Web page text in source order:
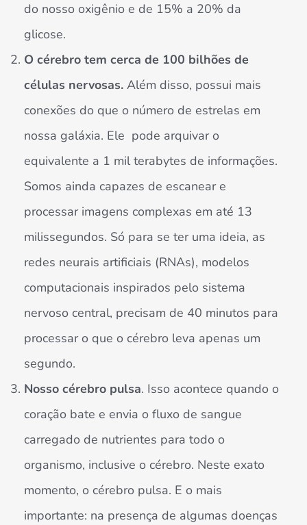
do nosso oxigênio e de 15% a 20% da
glicose.
O cérebro tem cerca de 100 bilhões de
células nervosas. Além disso, possui mais
conexões do que o número de estrelas em
nossa galáxia. Ele pode arquivar o
equivalente a 1 mil terabytes de informações.
Somos ainda capazes de escanear e
processar imagens complexas em até 13
milissegundos. Só para se ter uma ideia, as
redes neurais artificiais (RNAs), modelos
computacionais inspirados pelo sistema
nervoso central, precisam de 40 minutos para
processar o que o cérebro leva apenas um
segundo.
Nosso cérebro pulsa. Isso acontece quando o
coração bate e envia o fluxo de sangue
carregado de nutrientes para todo o
organismo, inclusive o cérebro. Neste exato
momento, o cérebro pulsa. E o mais
importante: na presença de algumas doenças